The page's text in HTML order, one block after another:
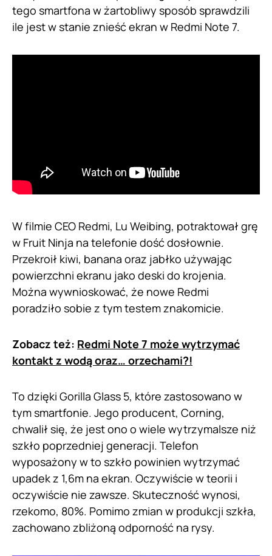
tego smartfona w żartobliwy sposób sprawdzili
ile jest w stanie znieść ekran w Redmi Note 7.
W filmie CEO Redmi, Lu Weibing, potraktował grę
w Fruit Ninja na telefonie dość dosłownie.
Przekroił kiwi, banana oraz jabłko używając
powierzchni ekranu jako deski do krojenia.
Można wywnioskować, że nowe Redmi
poradziło sobie z tym testem znakomicie.
Zobacz też: Redmi Note 7 może wytrzymać
kontakt z wodą oraz… orzechami?!
To dzięki Gorilla Glass 5, które zastosowano w
tym smartfonie. Jego producent, Corning,
chwalił się, że jest ono o wiele wytrzymalsze niż
szkło poprzedniej generacji. Telefon
wyposażony w to szkło powinien wytrzymać
upadek z 1,6m na ekran. Oczywiście w teorii i
oczywiście nie zawsze. Skuteczność wynosi,
rzekomo, 80%. Pomimo zmian w produkcji szkła,
zachowano zbliżoną odporność na rysy.